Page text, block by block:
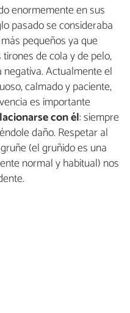
enormemente en sus
pasado se consideraba
pequeños ya que
de cola y de pelo,
Actualmente el
calmado y paciente,
es importante
con él: siempre
daño. Respetar al
(el gruñido es una
normal y habitual) nos